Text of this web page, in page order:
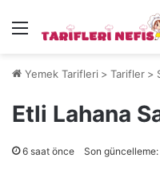
Menü
Yemek Tarifleri > Tarifler >
Etli Lahana
6 saat önce Son